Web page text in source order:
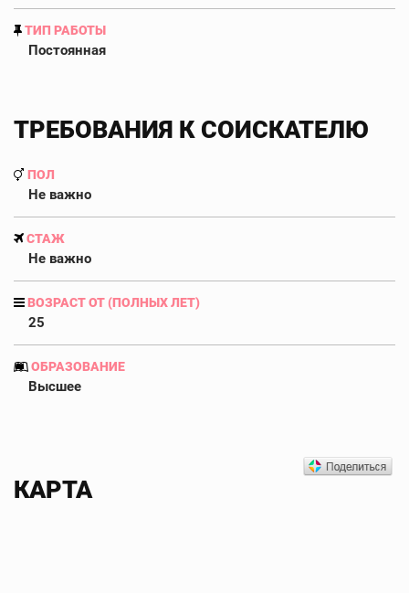
ТИП РАБОТЫ
Постоянная
ТРЕБОВАНИЯ К СОИСКАТЕЛЮ
ПОЛ
Не важно
СТАЖ
Не важно
ВОЗРАСТ ОТ (ПОЛНЫХ ЛЕТ)
25
ОБРАЗОВАНИЕ
Высшее
КАРТА